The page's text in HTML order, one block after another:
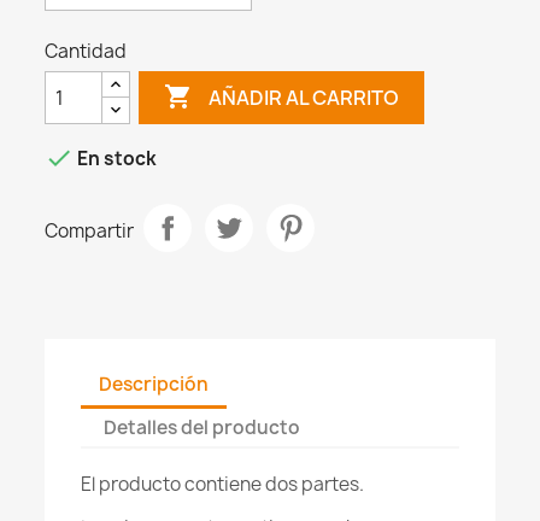
Cantidad
 AÑADIR AL CARRITO
 En stock
Compartir
Descripción
Detalles del producto
El producto contiene dos partes.